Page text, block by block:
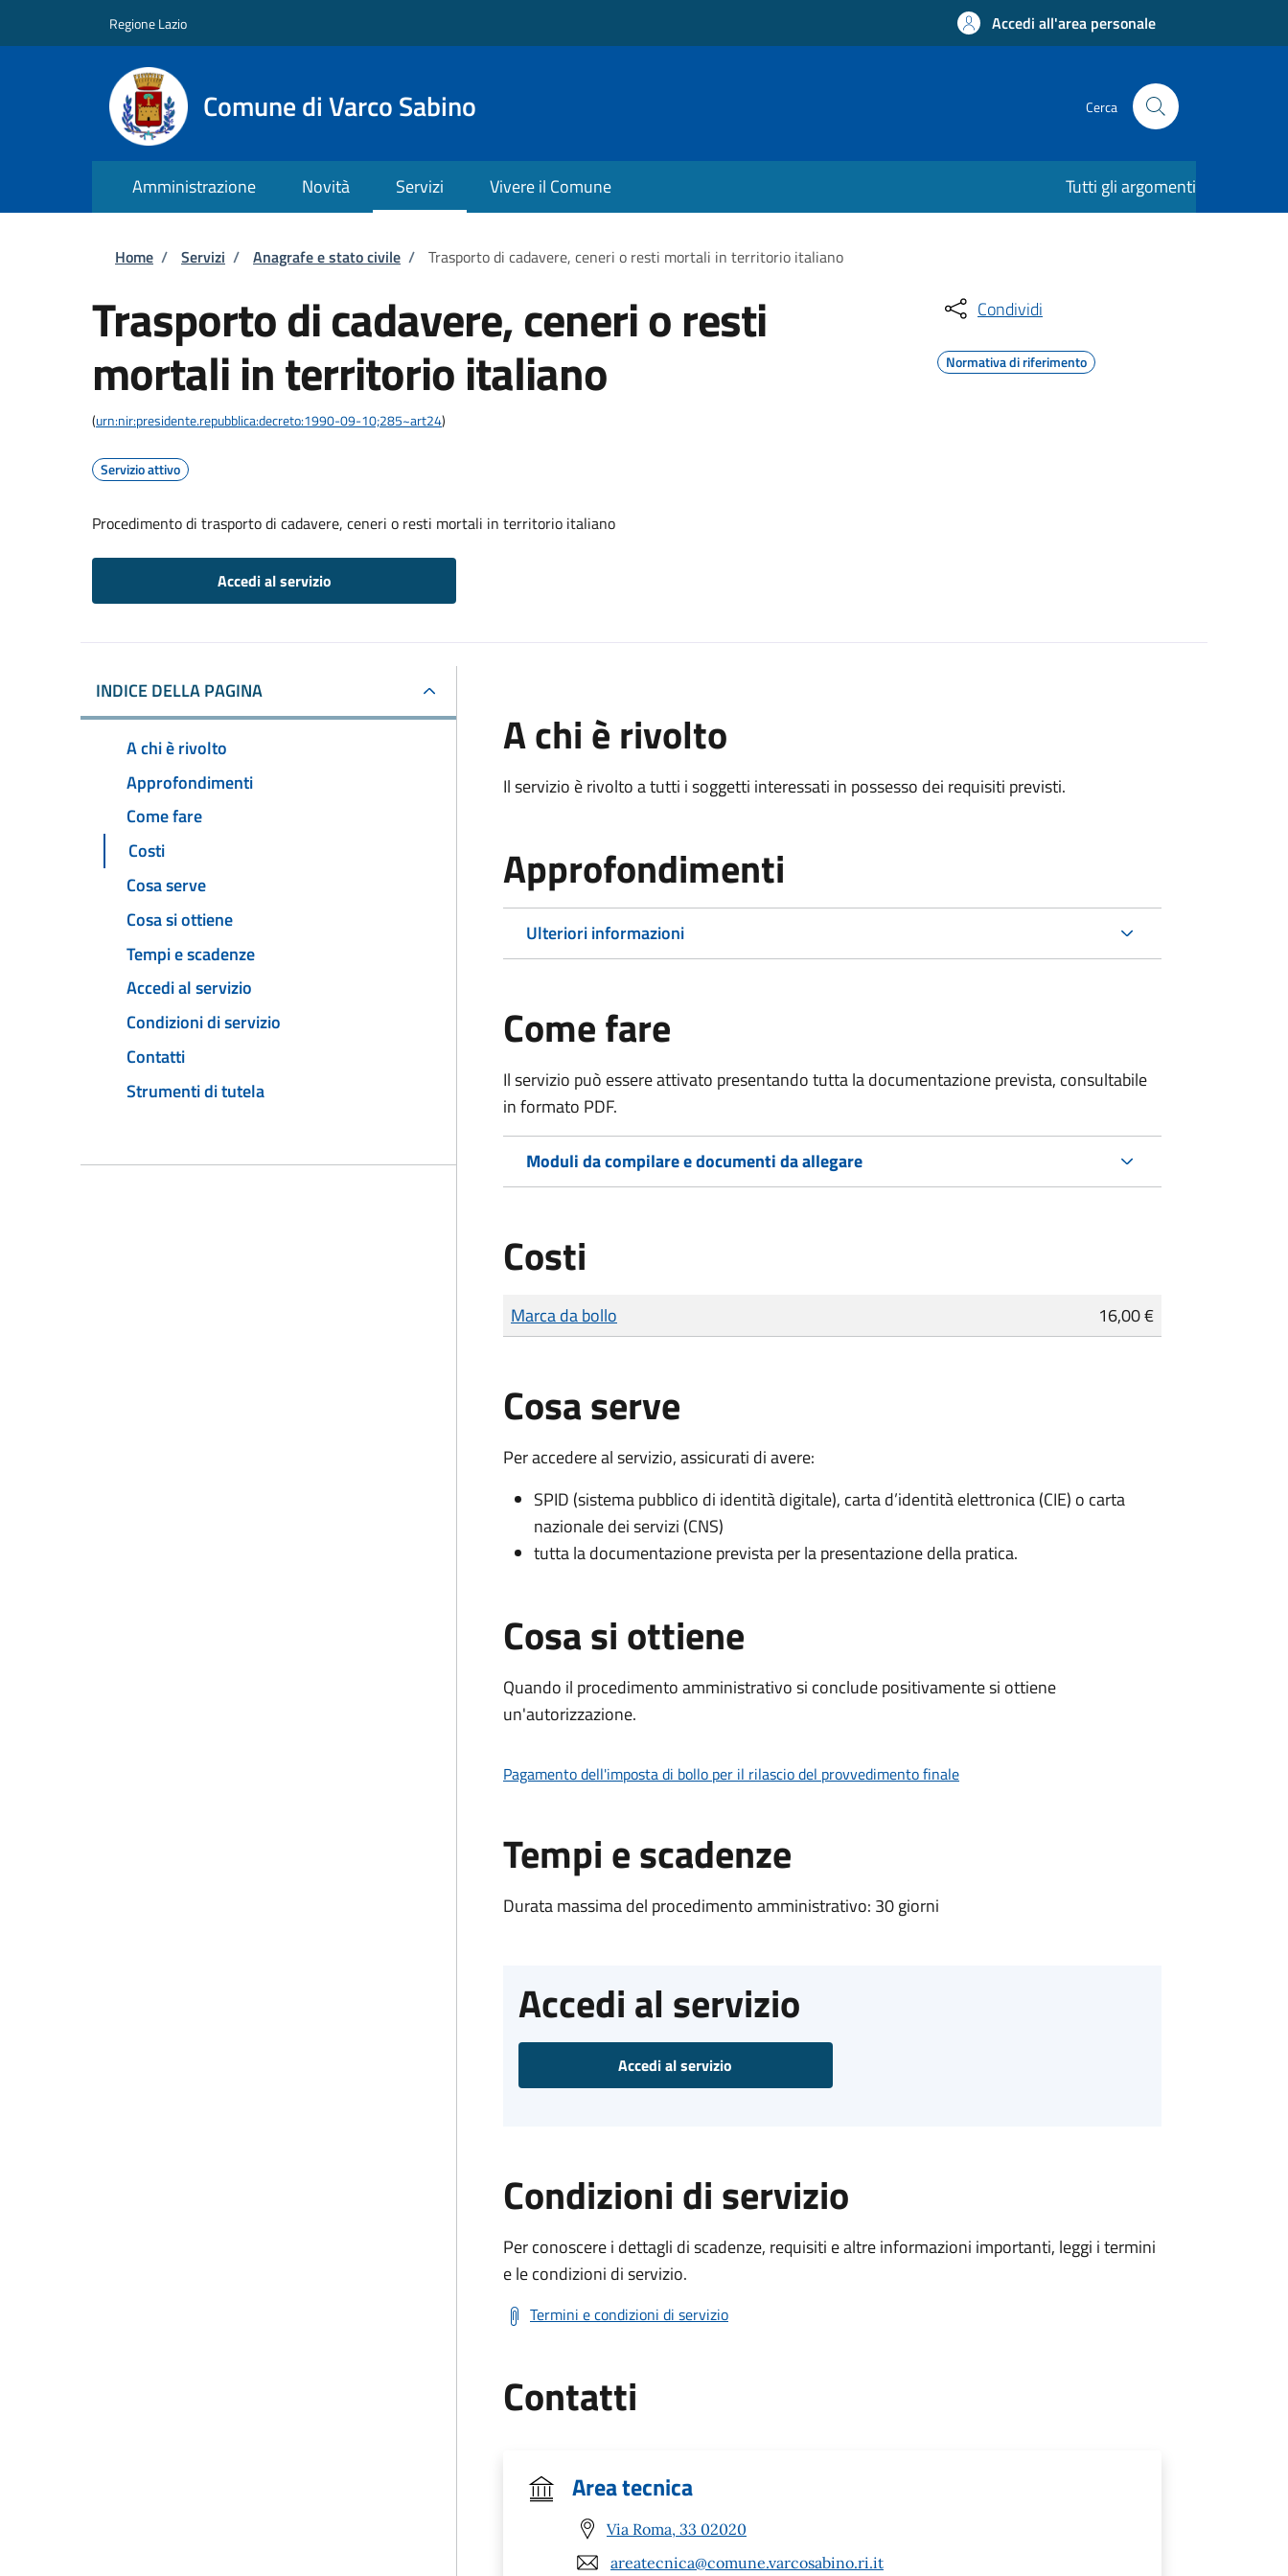
Regione Lazio Accedi all'area personale
Comune di Varco Sabino Cerca
Amministrazione Novità Servizi Vivere il Comune Tutti gli argomenti
Briciole di pane
Home / Servizi / Anagrafe e stato civile / Trasporto di cadavere, ceneri o resti mortali in territorio italiano
Trasporto di cadavere, ceneri o resti
mortali in territorio italiano
(urn:nir:presidente.repubblica:decreto:1990-09-10;285~art24)
Servizio attivo
Procedimento di trasporto di cadavere, ceneri o resti mortali in territorio italiano
Accedi al servizio
Condividi
Normativa di riferimento
INDICE DELLA PAGINA
A chi è rivolto
Approfondimenti
Come fare
Costi
Cosa serve
Cosa si ottiene
Tempi e scadenze
Accedi al servizio
Condizioni di servizio
Contatti
Strumenti di tutela
A chi è rivolto
Il servizio è rivolto a tutti i soggetti interessati in possesso dei requisiti previsti.
Approfondimenti
Ulteriori informazioni
Come fare
Il servizio può essere attivato presentando tutta la documentazione prevista, consultabile
in formato PDF.
Moduli da compilare e documenti da allegare
Costi
Tipo di pagamento
Importo
Marca da bollo 16,00 €
Cosa serve
Per accedere al servizio, assicurati di avere:
SPID (sistema pubblico di identità digitale), carta d’identità elettronica (CIE) o carta
nazionale dei servizi (CNS)
tutta la documentazione prevista per la presentazione della pratica.
Cosa si ottiene
Quando il procedimento amministrativo si conclude positivamente si ottiene
un'autorizzazione.
Pagamento dell'imposta di bollo per il rilascio del provvedimento finale
Tempi e scadenze
Durata massima del procedimento amministrativo: 30 giorni
Accedi al servizio
Accedi al servizio
Condizioni di servizio
Per conoscere i dettagli di scadenze, requisiti e altre informazioni importanti, leggi i termini
e le condizioni di servizio.
Termini e condizioni di servizio
Contatti
Area tecnica
Via Roma, 33 02020
areatecnica@comune.varcosabino.ri.it